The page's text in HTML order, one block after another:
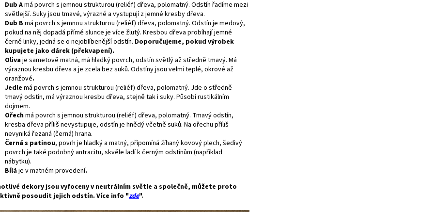
Dub Amá povrch s jemnou strukturou (reliéf) dřeva, polomatný. Odstín řadíme mezi
světlejší. Suky jsou tmavé, výrazné a vystupují z jemné kresby dřeva.
Dub B má povrch s jemnou strukturou (reliéf) dřeva, polomatný. Odstín je medový,
pokud na něj dopadá přímé slunce je více žlutý. Kresbou dřeva probíhají jemné
černé linky, jedná se o nejoblíbenější odstín. Doporučujeme, pokud výrobek
kupujete jako dárek (překvapení).
Olivaje sametově matná, má hladký povrch, odstín světlý až středně tmavý. Má
výraznou kresbu dřeva a je zcela bez suků. Odstíny jsou velmi teplé, okrové až
oranžové.
Jedle má povrch s jemnou strukturou (reliéf) dřeva, polomatný. Jde o středně
tmavý odstín, má výraznou kresbu dřeva, stejně tak i suky. Působí rustikálním
dojmem.
Ořechmá povrch s jemnou strukturou (reliéf) dřeva, polomatný. Tmavý odstín,
kresba dřeva příliš nevystupuje, odstín je hnědý včetně suků. Na ořechu příliš
nevyniká řezaná (černá) hrana.
Černá s patinou, povrh je hladký a matný, připomíná žíhaný kovový plech, šedivý
povrch je také podobný antracitu, skvěle ladí k černým odstínům (například
nábytku).
Bíláje v matném provedení.
dekory jsou vyfoceny v neutrálním světle a společně, můžete proto
posoudit jejich odstín. Více info "zde".